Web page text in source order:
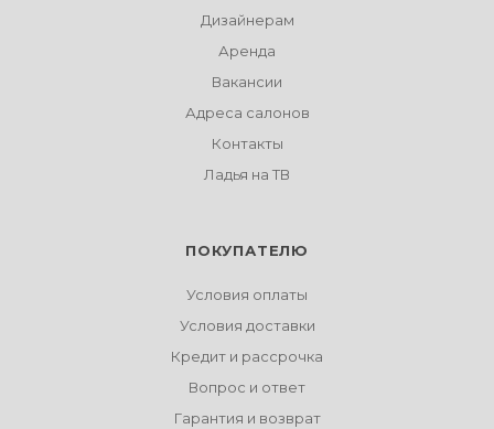
Дизайнерам
Аренда
Вакансии
Адреса салонов
Контакты
Ладья на ТВ
ПОКУПАТЕЛЮ
Условия оплаты
Условия доставки
Кредит и рассрочка
Вопрос и ответ
Гарантия и возврат